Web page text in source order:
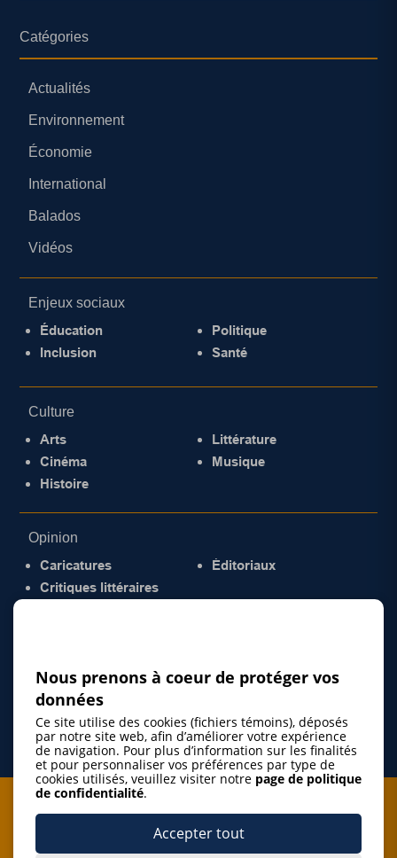
Catégories
Actualités
Environnement
Économie
International
Balados
Vidéos
Enjeux sociaux
Éducation
Inclusion
Politique
Santé
Culture
Arts
Cinéma
Histoire
Littérature
Musique
Opinion
Caricatures
Critiques littéraires
Éditoriaux
Je m'abonne à l'infolettre
Nous prenons à coeur de protéger vos
données
Ce site utilise des cookies (fichiers témoins), déposés
par notre site web, afin d’améliorer votre expérience
de navigation. Pour plus d’information sur les finalités
et pour personnaliser vos préférences par type de
cookies utilisés, veuillez visiter notre page de politique
de confidentialité.
Accepter tout